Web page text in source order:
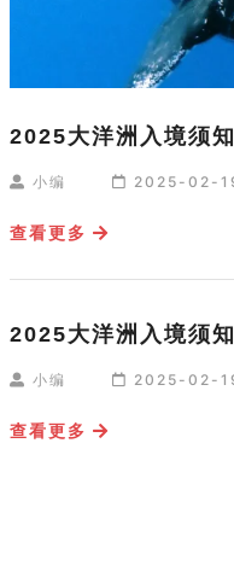
2025大洋洲入境须
小编 2025-02-
查看更多
2025大洋洲入境须
小编 2025-02-
查看更多